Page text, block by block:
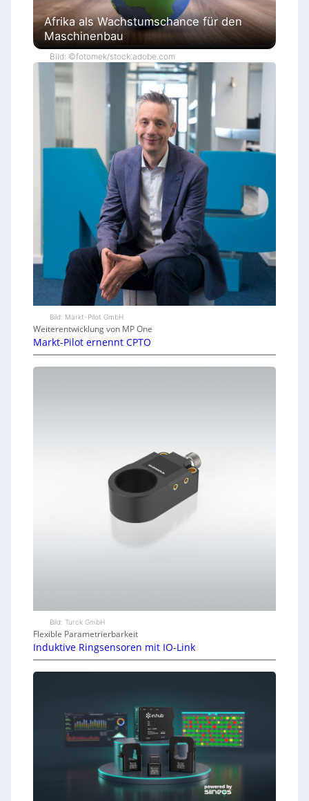
Afrika als Wachstumschance für den
Maschinenbau
Bild: ©fotomek/stock.adobe.com
Bild: Markt-Pilot GmbH
Weiterentwicklung von MP One
Markt-Pilot ernennt CPTO
Bild: Turck GmbH
Flexible Parametrierbarkeit
Induktive Ringsensoren mit IO-Link